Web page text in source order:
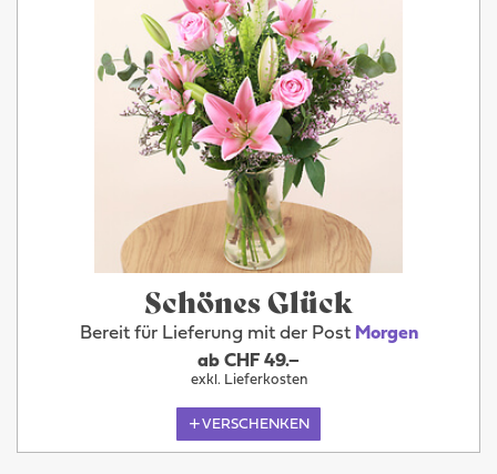
Schönes Glück
Bereit für Lieferung mit der Post Morgen
ab CHF 49.–
exkl. Lieferkosten
VERSCHENKEN